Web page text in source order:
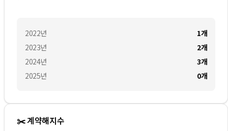
2022년
2023년
2024년
2025년
1개
2개
3개
0개
✂️ 계약해지수